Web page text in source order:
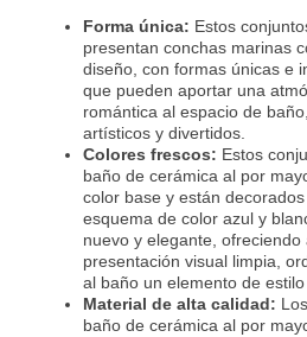
Forma única: Estos
presentan conchas marinas
diseño, con formas únicas e
que pueden aportar una
romántica al espacio de
artísticos y divertidos.
Colores frescos: Estos
baño de cerámica al por
color base y están
esquema de color azul y
nuevo y elegante, ofreciendo
presentación visual limpia,
al baño un elemento de estilo
Material de alta calidad:
baño de cerámica al por